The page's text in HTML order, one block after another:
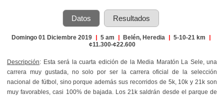
Datos Resultados
Domingo 01 Diciembre 2019 | 5 am | Belén, Heredia | 5-10-21 km
|
¢11.300-¢22.600
Descripción: Esta será la cuarta edición de la Media Maratón La Sele, una
carrera muy gustada, no solo por ser la carrera oficial de la selección
nacional de fútbol, sino porque además sus recorridos de 5k, 10k y 21k son
muy favorables, casi 100% de bajada. Los 21k saldrán desde el parque de